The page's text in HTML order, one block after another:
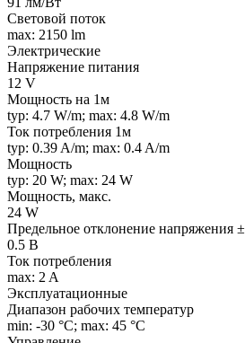
Световой поток
max: 2150 lm
Электрические
Напряжение питания
12 V
Мощность на 1м
typ: 4.7 W/m; max: 4.8 W/m
Ток потребления 1м
typ: 0.39 A/m; max: 0.4 A/m
Мощность
typ: 20 W; max: 24 W
Мощность, макс.
24 W
Предельное отклонение напряжения ±
0.5 В
Ток потребления
max: 2 A
Эксплуатационные
Диапазон рабочих температур
min: -30 °C; max: 45 °C